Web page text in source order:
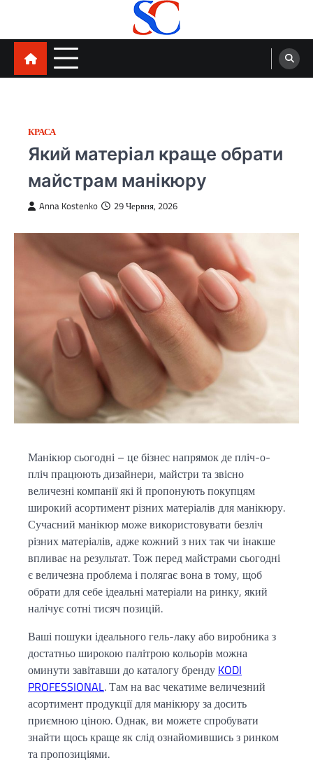
вмісту
КРАСА
Який матеріал краще обрати
майстрам манікюру
Anna Kostenko 29 Червня, 2026
Манікюр сьогодні – це бізнес напрямок де пліч-о-
пліч працюють дизайнери, майстри та звісно
величезні компанії які й пропонують покупцям
широкий асортимент різних матеріалів для манікюру.
Сучасний манікюр може використовувати безліч
різних матеріалів, адже кожний з них так чи інакше
впливає на результат. Тож перед майстрами сьогодні
є величезна проблема і полягає вона в тому, щоб
обрати для себе ідеальні матеріали на ринку, який
налічує сотні тисяч позицій.
Ваші пошуки ідеального гель-лаку або виробника з
достатньо широкою палітрою кольорів можна
оминути завітавши до каталогу бренду KODI
PROFESSIONAL. Там на вас чекатиме величезний
асортимент продукції для манікюру за досить
приємною ціною. Однак, ви можете спробувати
знайти щось краще як слід ознайомившись з ринком
та пропозиціями.